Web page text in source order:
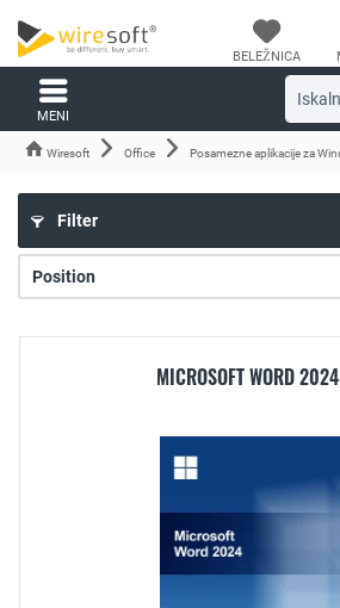
BELEŽNICA
MENI
Wiresoft Office Posamezne aplikacije za
Filter
MICROSOFT WORD